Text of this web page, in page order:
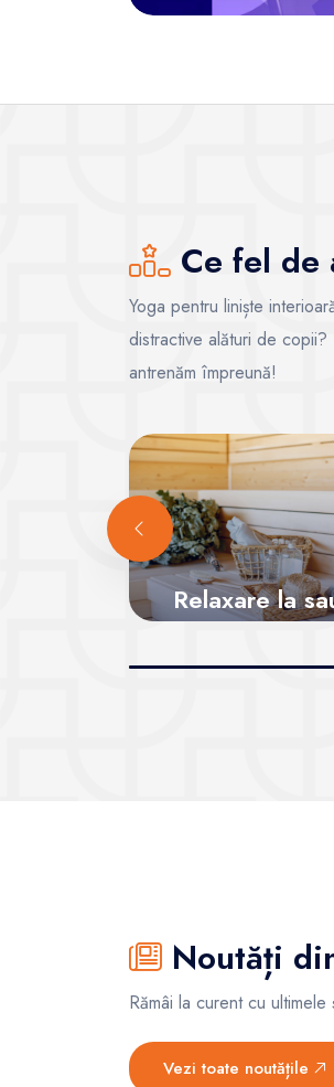
Ce fel de
Yoga pentru liniște
distractive alături de
antrenăm împreună!
Relaxare la
Vezi sălile
Noutăți
Rămâi la curent cu
Vezi toate noutățile